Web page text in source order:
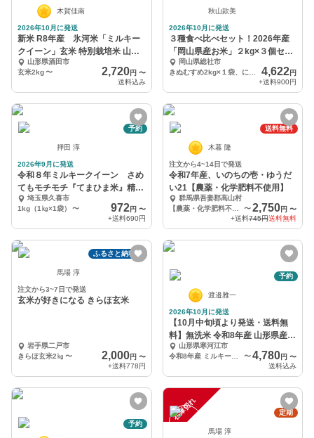
木賀佳南
2026年10月に発送
新米 R8年産 氷河米「ミルキー
クイーン」玄米 特別栽培米 山形
県庄内産
山形県酒田市
玄米2kg〜 2,720円 〜
送料込み
秋山款美
2026年10月に発送
３種食べ比べセット！2026年産
「岡山県産お米」２kg×３個セッ
ト 岡山県総社市
4,622円
+送料900円
予約
押田 淳
2026年9月に発送
令和８年ミルキークイーン さめ
てもモチモチ『てまひま米』精米
1㎏～埼玉県久喜市
1kg（1㎏×1袋）
〜 972円 〜
+送料690円
送料無料
木暮 隆
注文から4~14日で発送
令和7年産、いのちの壱・ゆうだ
い21【農薬・化学肥料不使用】
群馬県吾妻郡高山村
【農薬・化学肥料不使用】令和7年産新米「ゆうだい21」2kg
〜2,750円 〜
+送料745円送料無料
ふるさと納税可
馬場 淳
注文から3~7日で発送
玄米が好きになる きらほ玄米
岩手県二戸市
きらほ玄米2㎏ 〜 2,000円 〜
+送料778円
予約
渡邉雅一
2026年10月に発送
【10月中旬頃より発送・送料無
料】無洗米 令和8年産 山形県産ミ
ルキークイーン
山形県寒河江市
令和8年産 ミルキークイーン無洗米 4kg
〜4,780円 〜
送料込み
予約
在庫切れ 定期
馬場 淳